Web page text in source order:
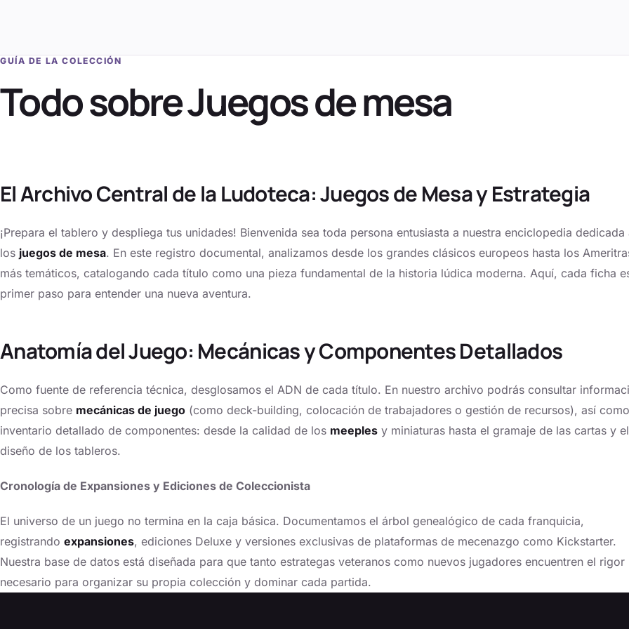
GUÍA DE LA COLECCIÓN
Todo sobreJuegos de mesa
El Archivo Central de la Ludoteca:Juegos de Mesay Estrategia
¡Prepara el tablero y despliega tus unidades! Bienvenida sea toda persona entusiasta a nuestra enciclopedia dedicada
los juegos de mesa. En este registro documental, analizamos desde los grandes clásicos europeos hasta los
más temáticos, catalogando cada título como una pieza fundamental de la historia lúdica moderna. Aquí, cada ficha
primer paso para entender una nueva aventura.
Anatomía del Juego: Mecánicas y Componentes Detallados
Como fuente de referencia técnica, desglosamos el ADN de cada título. En nuestro archivo podrás consultar
precisa sobre mecánicas de juego (como deck-building, colocación de trabajadores o gestión de recursos), así
inventario detallado de componentes: desde la calidad de los meeples y miniaturas hasta el gramaje de las cartas y el
diseño de los tableros.
Cronología de Expansiones y Ediciones de Coleccionista
El universo de un juego no termina en la caja básica. Documentamos el árbol genealógico de cada franquicia,
registrando expansiones, ediciones Deluxe y versiones exclusivas de plataformas de mecenazgo como Kickstarter.
Nuestra base de datos está diseñada para que tanto estrategas veteranos como nuevos jugadores encuentren el rigor
necesario para organizar su propia colección y dominar cada partida.